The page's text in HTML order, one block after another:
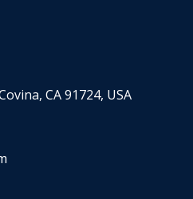
CA 91724, USA